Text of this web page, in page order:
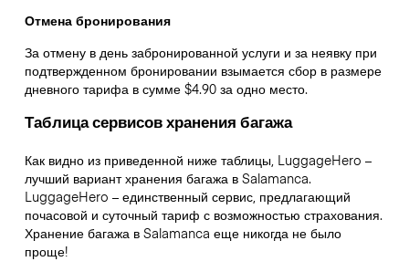
Отмена бронирования
За отмену в день забронированной услуги и за неявку при
подтвержденном бронировании взымается сбор в размере
дневного тарифа в сумме $4.90 за одно место.
Таблица сервисов хранения багажа
Как видно из приведенной ниже таблицы, LuggageHero –
лучший вариант хранения багажа в Salamanca.
LuggageHero – единственный сервис, предлагающий
почасовой и суточный тариф с возможностью страхования.
Хранение багажа в Salamanca еще никогда не было
проще!